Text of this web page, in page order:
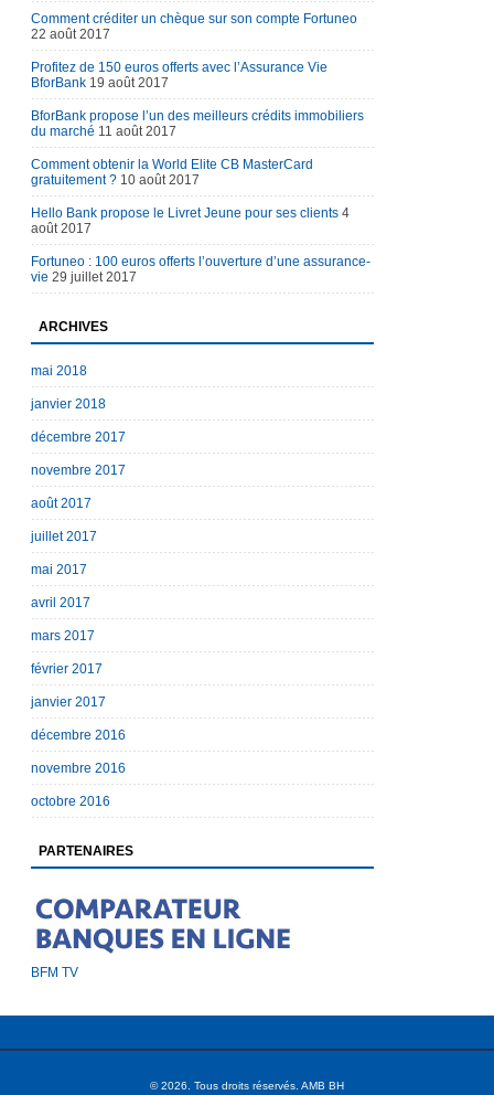
Comment créditer un chèque sur son compte Fortuneo
22 août 2017
Profitez de 150 euros offerts avec l’Assurance Vie
BforBank 19 août 2017
BforBank propose l’un des meilleurs crédits immobiliers
du marché 11 août 2017
Comment obtenir la World Elite CB MasterCard
gratuitement ? 10 août 2017
Hello Bank propose le Livret Jeune pour ses clients 4
août 2017
Fortuneo : 100 euros offerts l’ouverture d’une assurance-
vie 29 juillet 2017
ARCHIVES
mai 2018
janvier 2018
décembre 2017
novembre 2017
août 2017
juillet 2017
mai 2017
avril 2017
mars 2017
février 2017
janvier 2017
décembre 2016
novembre 2016
octobre 2016
PARTENAIRES
BFM TV
© 2026. Tous droits réservés. AMB BH